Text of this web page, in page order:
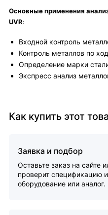
Основные применения
UVR:
Входной контроль
Контроль металлов по
Определение марки
Экспресс анализ
Как купить этот
Заявка и подбор
Оставьте заказ на сайте
проверит спецификацию
оборудование или аналог.